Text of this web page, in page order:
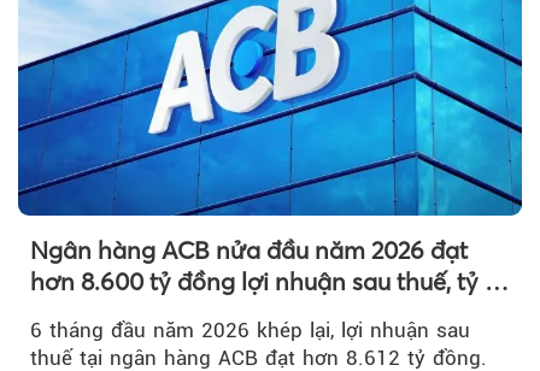
Ngân hàng ACB nửa đầu năm 2026 đạt
hơn 8.600 tỷ đồng lợi nhuận sau thuế, tỷ lệ
6 tháng đầu năm 2026 khép lại, lợi nhuận sau
thuế tại ngân hàng ACB đạt hơn 8.612 tỷ đồng.